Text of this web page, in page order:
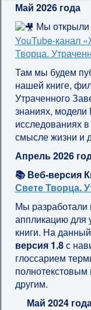
Май 2026 года
Мы
YouTube‑канал
Творца.
Там мы будем
нашей книге,
Утраченного
знаниях, модели
исследованиях
смысле жизни и
Апрель 2026
📚 Веб-версия
Свете Творца.
Мы разработали
аппликацию для
книги. На
версия 1.8с
глоссарием
другим.
Май 2024